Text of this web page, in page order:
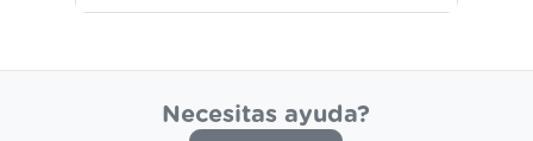
Necesitas ayuda?